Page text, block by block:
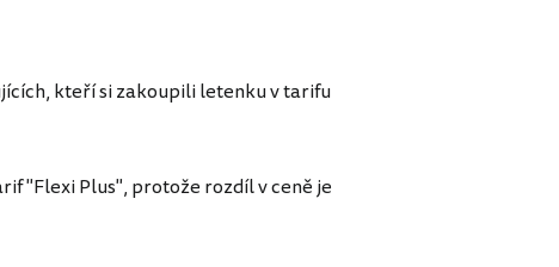
kteří si zakoupili letenku v tarifu
"Flexi Plus", protože rozdíl v ceně je